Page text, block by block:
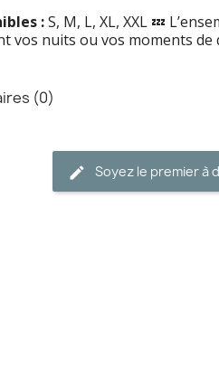
:S, M, L, XL, XXL 💤
vos nuits ou vos moments de
(0)
Soyez le premier à